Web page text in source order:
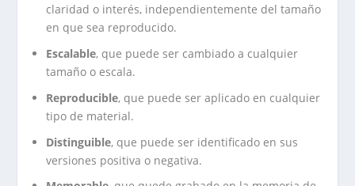
claridad o interés, independientemente del tamaño
en que sea reproducido.
Escalable, que puede ser cambiado a cualquier
tamaño o escala.
Reproducible, que puede ser aplicado en cualquier
tipo de material.
Distinguible, que puede ser identificado en sus
versiones positiva o negativa.